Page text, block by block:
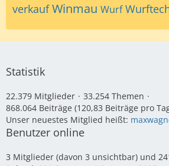
verkauf Winmau Wurf
Statistik
22.379 Mitglieder
33.254 Themen
868.064 Beiträge (120,83 Beiträge pro
Unser neuestes Mitglied heißt:
Benutzer online
3 Mitglieder (davon 3 unsichtbar) und